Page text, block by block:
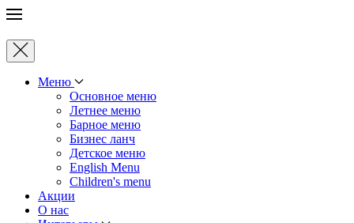
Меню
Основное меню
Летнее меню
Барное меню
Бизнес ланч
Детское меню
English Menu
Children's menu
Акции
О нас